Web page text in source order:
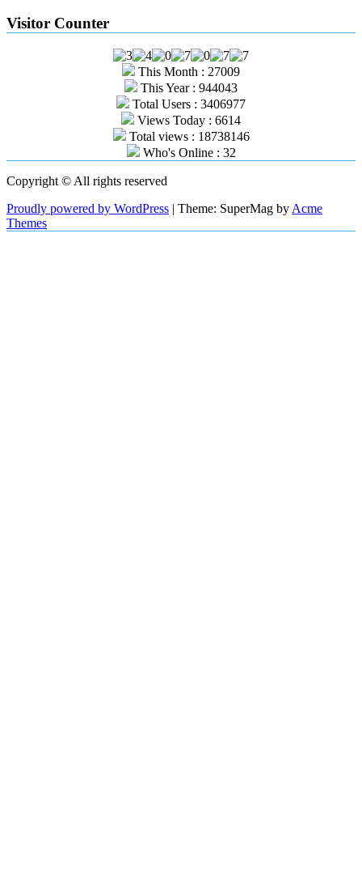
Visitor Counter
This Month : 27009
This Year : 944043
Total Users : 3406977
Views Today : 6614
Total views : 18738146
Who's Online : 32
Copyright © All rights reserved
Proudly powered by WordPress | Theme: SuperMag by Acme
Themes